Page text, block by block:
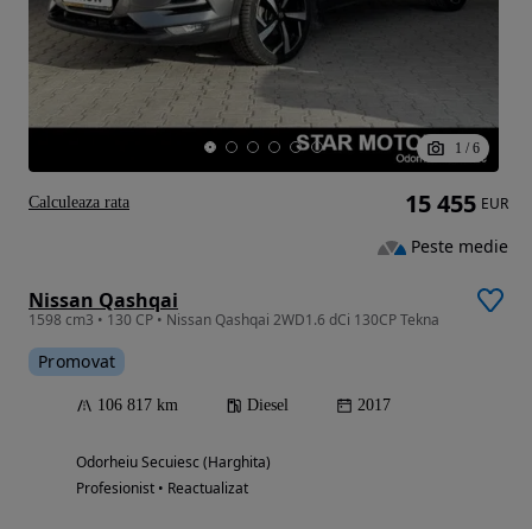
1 / 6
Nissan Qashqai
1598 cm3 • 130 CP • Nissan Qashqai 2WD1.6 dCi 130CP Tekna
Promovat
106 817 km Diesel 2017
Odorheiu Secuiesc (Harghita)
Profesionist • Reactualizat
15 455 EUR
Peste medie
Calculeaza rata